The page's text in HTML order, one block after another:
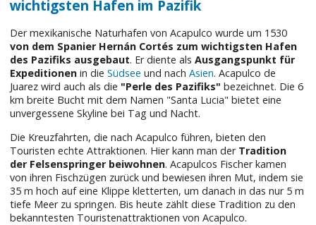
wichtigsten Hafen im Pazifik
Der mexikanische Naturhafen von Acapulco wurde um 1530
von dem Spanier Hernán Cortés zum wichtigsten Hafen
des Pazifiks ausgebaut. Er diente alsAusgangspunkt für
Expeditionen in dieSüdsee und nachAsien. Acapulco de
Juarez wird auch als die "Perle des Pazifiks" bezeichnet. Die 6
km breite Bucht mit dem Namen "Santa Lucia" bietet eine
unvergessene Skyline bei Tag und Nacht.
Die Kreuzfahrten, die nach Acapulco führen, bieten den
Touristen echte Attraktionen. Hier kann man der Tradition
der Felsenspringer beiwohnen. Acapulcos Fischer kamen
von ihren Fischzügen zurück und bewiesen ihren Mut, indem sie
35 m hoch auf eine Klippe kletterten, um danach in das nur 5 m
tiefe Meer zu springen. Bis heute zählt diese Tradition zu den
bekanntesten Touristenattraktionen von Acapulco.